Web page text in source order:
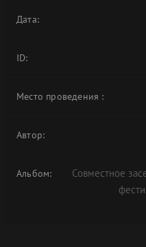
Дата:
ID:
Место проведения :
Автор:
Альбом:
Совместное